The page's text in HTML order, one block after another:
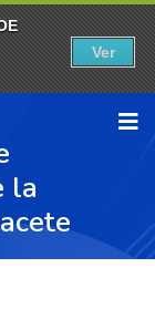
la
Ver